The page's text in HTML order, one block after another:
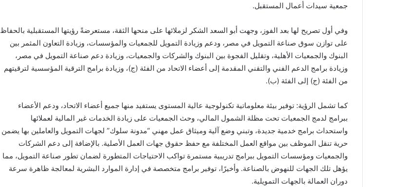
جمعية سيدات أعمال المستقبل.
وفي أول تصريح لها بعد الفوز، وجهت أبو السعد الشكر لزملائها على منحها الثقة، مستعرضةً رؤيتها المستقبلية بالحفاظ
على توازن سوق صناعة التمويل في مصر، ودعم وزيادة التمويل للجمعيات والمؤسسات، وزيادة التعاون المثمر بين
البنوك والجمعيات الأهلية، وتقليل الفجوة بين البنوك والشركات والجمعيات، وزيادة دعم صناعة التمويل في مصر،
وزيادة برامج الدعم الفني والتقني المقدمة إلى أعضاء الاتحاد من الفئة (ج)، وزيادة برامج الترقية المؤسسية لترقيتهم
من الفئة (ج) إلى الفئة (ب).
كما تشمل الرؤية: توفير بيئة معلوماتية تكنولوجية عالية المستوى يستفيد منها جميع أعضاء الاتحاد، ودعم الأعضاء
ببرامج لدمج الجمعيات تحت مظلة الشمول المالي، وحث الجمعيات على زيادة الخدمات غير المالية لعملائها
واستحداث برامج خدمية جديدة، وتبني وضع آلية وميثاق عمل مهني “مدونة سلوك” لجهات التمويل والعاملين بها يضمن
حرية تنقل الموظف بين مواقع العمل المختلفة مع حفظ حقوق جهات العمل الأصلية. بالإضافة إلى دعم الشركات
والجمعيات ومؤسسات التمويل ببرامج تدريبية مستمرة تواكب الاحتياجات المتطورة لضمان تطور صناعة التمويل، مما
يؤهل تلك الجهات للنهوض بالصناعة. وأخيرًا، توفير برامج متخصصة في إدارة الموارد البشرية لمعالجة ظاهرة سرعة
دوران العمالة بالجهات التمويلية.